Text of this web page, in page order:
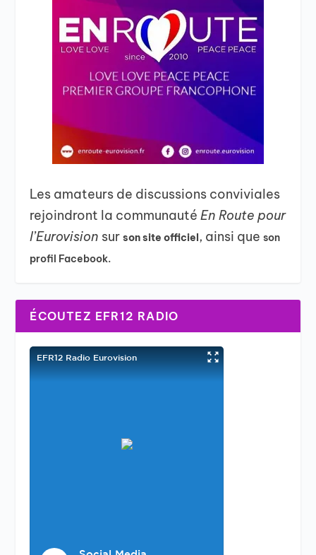
Les amateurs de discussions conviviales
rejoindront la communautéEn Route pour
l’Eurovision surson site officiel , ainsi queson
profil Facebook.
ÉCOUTEZ EFR12 RADIO